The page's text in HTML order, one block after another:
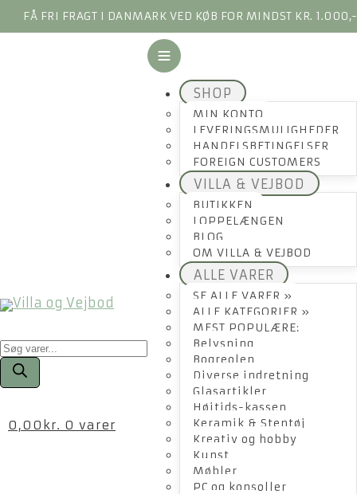
FÅ FRI FRAGT I DANMARK VED KØB FOR MINDST KR. 1.000,-
Products
search
0,00 kr. 0 varer
SHOP
MIN KONTO
LEVERINGSMULIGHEDER
HANDELSBETINGELSER
FOREIGN CUSTOMERS
VILLA & VEJBOD
BUTIKKEN
LOPPELÆNGEN
BLOG
OM VILLA & VEJBOD
ALLE VARER
SE ALLE VARER »
ALLE KATEGORIER »
MEST POPULÆRE:
Belysning
Bogreolen
Diverse indretning
Glasartikler
Højtids-kassen
Keramik & Stentøj
Kreativ og hobby
Kunst
Møbler
PC og konsoller